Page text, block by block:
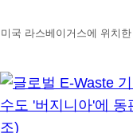
미국 라스베이거스에 위치